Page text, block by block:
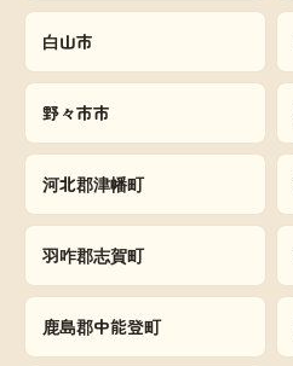
白山市
野々市市
河北郡津幡町
羽咋郡志賀町
鹿島郡中能登町